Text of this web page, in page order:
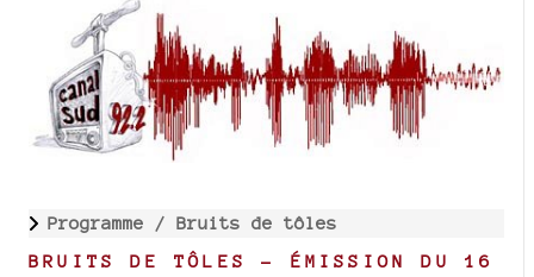
Programme / Bruits de tôles
BRUITS DE TÔLES - ÉMISSION DU 16